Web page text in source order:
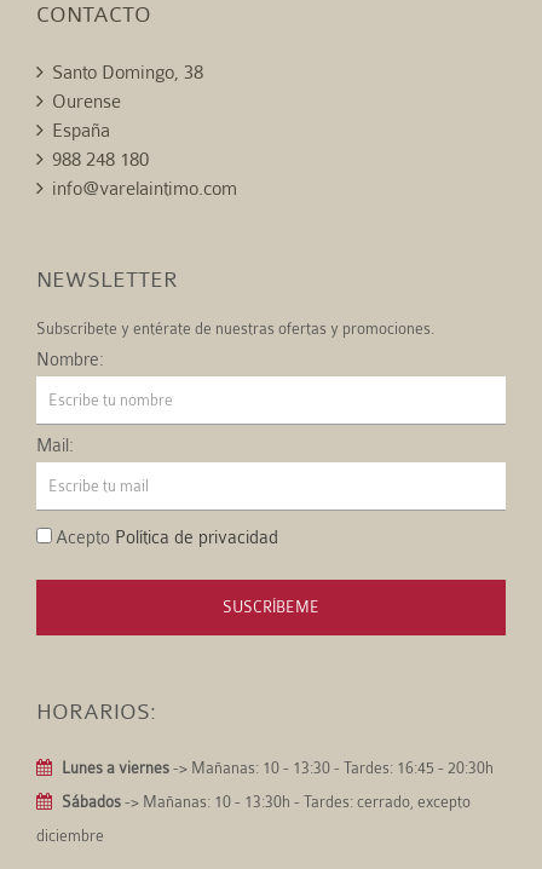
CONTACTO
Santo Domingo, 38
Ourense
España
988 248 180
info@varelaintimo.com
NEWSLETTER
Subscríbete y entérate de nuestras ofertas y promociones.
Nombre:
Mail:
Acepto Política de privacidad
SUSCRÍBEME
HORARIOS:
Lunes a viernes -> Mañanas: 10 - 13:30 - Tardes: 16:45 - 20:30h
Sábados -> Mañanas: 10 - 13:30h - Tardes: cerrado, excepto
diciembre